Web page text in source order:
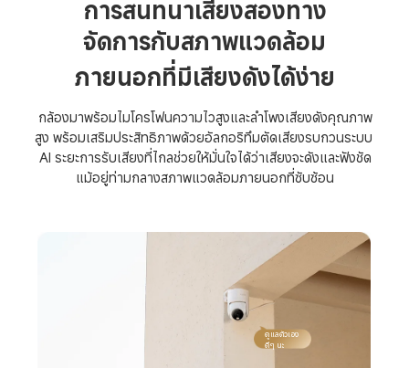
การสนทนาเสียงสองทาง
จัดการกับสภาพแวดล้อม
ภายนอกที่มีเสียงดังได้ง่าย
กล้องมาพร้อมไมโครโฟนความไวสูงและลำโพงเสียงดังคุณภาพ
สูง พร้อมเสริมประสิทธิภาพด้วยอัลกอริทึมตัดเสียงรบกวนระบบ
AI ระยะการรับเสียงที่ไกลช่วยให้มั่นใจได้ว่าเสียงจะดังและฟังชัด
แม้อยู่ท่ามกลางสภาพแวดล้อมภายนอกที่ซับซ้อน
ดูแลตัวเอง
ดีๆ นะ